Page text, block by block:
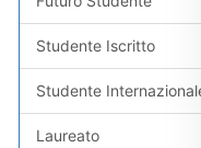
Studente Iscritto
Studente
Laureato